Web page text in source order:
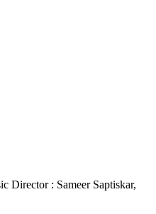
Director : Sameer Saptiskar,